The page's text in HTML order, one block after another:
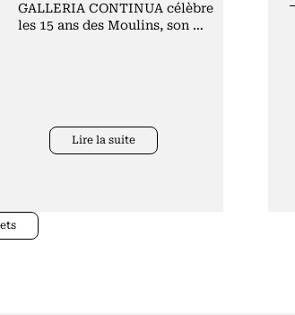
GALLERIA CONTINUA célèbre
les 15 ans des Moulins, son …
Lire la suite